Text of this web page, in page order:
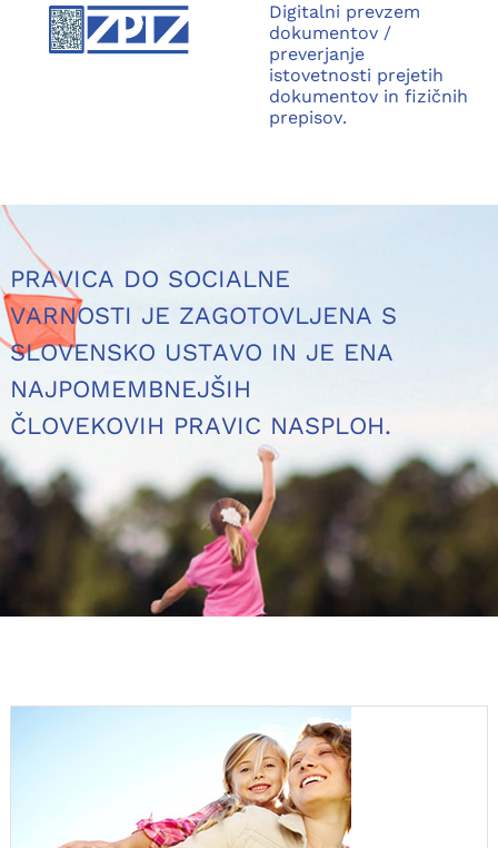
Digitalni prevzem
dokumentov /
preverjanje
istovetnosti prejetih
dokumentov in fizičnih
prepisov.
PRAVICA DO SOCIALNE
VARNOSTI JE ZAGOTOVLJENA S
SLOVENSKO USTAVO IN JE ENA
NAJPOMEMBNEJŠIH
ČLOVEKOVIH PRAVIC NASPLOH.